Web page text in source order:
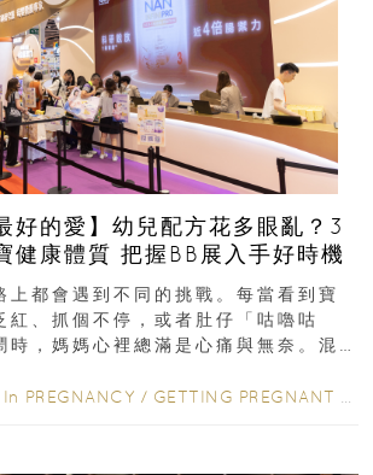
好的愛】幼兒配方花多眼亂？3
健康體質 把握BB展入手好時機
上都會遇到不同的挑戰。每當看到寶
紅、抓個不停，或者肚仔「咕嚕咕
時，媽媽心裡總滿是心痛與無奈。混
In PREGNANCY / GETTING PREGNANT